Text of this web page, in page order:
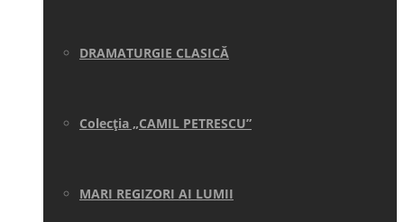
DRAMATURGIE CLASICĂ
Colecţia „CAMIL PETRESCU”
MARI REGIZORI AI LUMII